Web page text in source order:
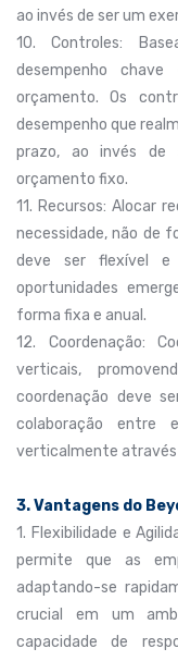
ao invés de ser um
10. Controles:
desempenho
orçamento. Os
desempenho que
prazo, ao invés de
orçamento fixo.
11. Recursos: Alocar
necessidade, não de
deve ser flexível e
oportunidades
forma fixa e anual.
12. Coordenação:
verticais,
coordenação deve
colaboração entre
verticalmente através
3. Vantagens do
1. Flexibilidade e
permite que as
adaptando-se
crucial em um
capacidade de